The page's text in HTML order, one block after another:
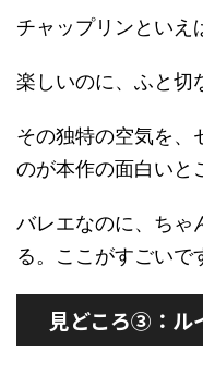
チャップリンといえ
楽しいのに、ふと切
その独特の空気を、
のが本作の面白いと
バレエなのに、ちゃ
る。ここがすごいで
見どころ③：ル